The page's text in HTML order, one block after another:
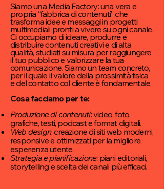
Siamo una Media Factory: una vera e
propria “fabbrica di contenuti” che
trasforma idee e messaggi in progetti
multimediali pronti a vivere su ogni canale.
Ci occupiamo di ideare, produrre e
distribuire contenuti creativi e di alta
qualità, studiati su misura per raggiungere
il tuo pubblico e valorizzare la tua
comunicazione. Siamo un team concreto,
per il quale il valore della prossimità fisica
e del contatto col cliente è fondamentale.
Cosa facciamo per te:
Produzione di contenuti: video, foto,
grafiche, testi, podcast e format digitali.
Web design: creazione di siti web moderni,
responsive e ottimizzati per la migliore
esperienza utente.
Strategia e pianificazione: piani editoriali,
storytelling e scelta dei canali più efficaci.